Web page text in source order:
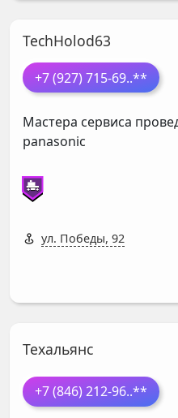
TechHolod63
+7 (927) 715-69..**
Мастера сервиса
panasonic
ул. Победы, 92
Техальянс
+7 (846) 212-96..**